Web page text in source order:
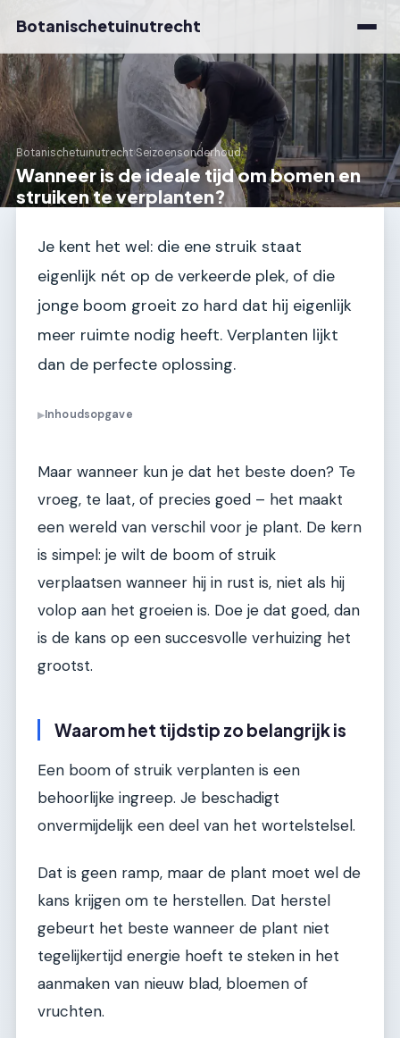
Botanischetuinutrecht
Botanischetuinutrecht›Seizoensonderhoud
Wanneer is de ideale tijd om bomen en
struiken te verplanten?
Je kent het wel: die ene struik staat
eigenlijk nét op de verkeerde plek, of die
jonge boom groeit zo hard dat hij eigenlijk
meer ruimte nodig heeft. Verplanten lijkt
dan de perfecte oplossing.
▶Inhoudsopgave
Maar wanneer kun je dat het beste doen? Te
vroeg, te laat, of precies goed – het maakt
een wereld van verschil voor je plant. De kern
is simpel: je wilt de boom of struik
verplaatsen wanneer hij in rust is, niet als hij
volop aan het groeien is. Doe je dat goed, dan
is de kans op een succesvolle verhuizing het
grootst.
Waarom het tijdstip zo belangrijk is
Een boom of struik verplanten is een
behoorlijke ingreep. Je beschadigt
onvermijdelijk een deel van het wortelstelsel.
Dat is geen ramp, maar de plant moet wel de
kans krijgen om te herstellen. Dat herstel
gebeurt het beste wanneer de plant niet
tegelijkertijd energie hoeft te steken in het
aanmaken van nieuw blad, bloemen of
vruchten.